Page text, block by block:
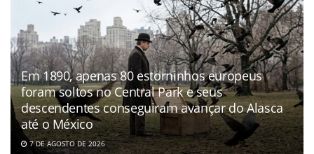
Em 1890, apenas 80 estorninhos europeus
foram soltos no Central Park e seus
descendentes conseguiram avançar do Alasca
até o México
7 DE AGOSTO DE 2026